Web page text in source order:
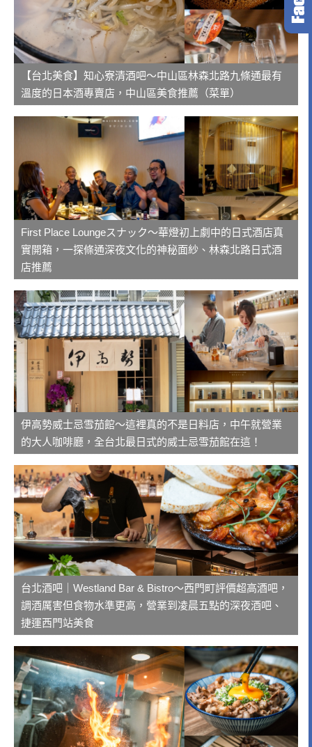
【台北美食】知心寮清酒吧～中山區林森北路九條通最有
溫度的日本酒專賣店，中山區美食推薦（菜單）
First Place Loungeスナック～華燈初上劇中的日式酒店真
實開箱，一探條通深夜文化的神秘面紗、林森北路日式酒
店推薦
伊高勢威士忌雪茄館～這裡真的不是日料店，中午就營業
的大人咖啡廳，全台北最日式的威士忌雪茄館在這！
台北酒吧｜Westland Bar & Bistro～西門町評價超高酒吧，
調酒厲害但食物水準更高，營業到凌晨五點的深夜酒吧、
捷運西門站美食